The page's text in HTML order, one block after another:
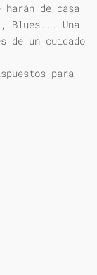
harán de casa
Blues... Una
de un cuidado
para